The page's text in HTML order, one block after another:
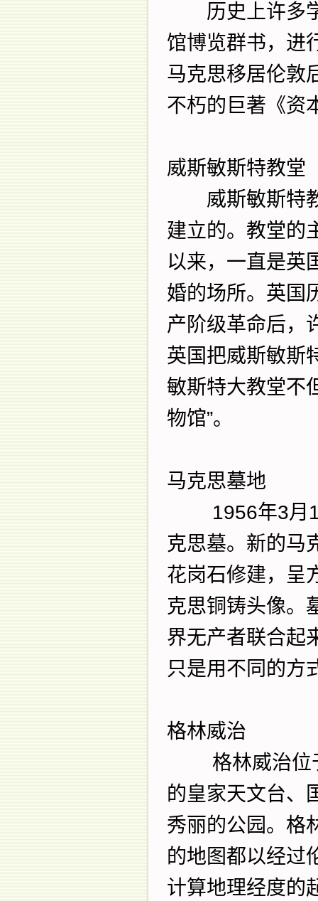
历史上许多学
馆博览群书，进
马克思移居伦敦
不朽的巨著《资
威斯敏斯特教堂
威斯敏斯特
建立的。教堂的
以来，一直是英
婚的场所。英国
产阶级革命后，
英国把威斯敏斯
敏斯特大教堂不
物馆”。
马克思墓地
1956年3月
克思墓。新的马
花岗石修建，呈
克思铜铸头像。
界无产者联合起
只是用不同的方
格林威治
格林威治
的皇家天文台、
秀丽的公园。格
的地图都以经过
计算地理经度的